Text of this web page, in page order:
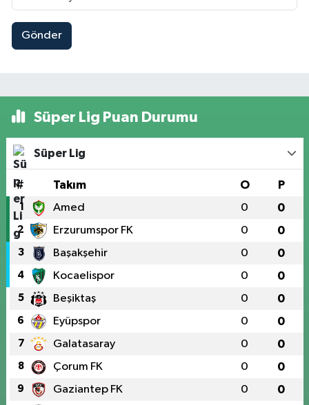
Gönder
Süper Lig Puan Durumu
Süper Lig
# Takım O P
1 Amed 0 0
2 Erzurumspor FK 0 0
3 Başakşehir 0 0
4 Kocaelispor 0 0
5 Beşiktaş 0 0
6 Eyüpspor 0 0
7 Galatasaray 0 0
8 Çorum FK 0 0
9 Gaziantep FK 0 0